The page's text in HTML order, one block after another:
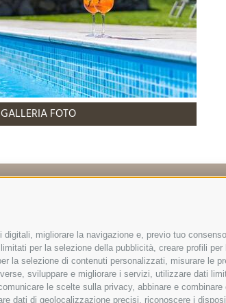
migliorare la navigazione e, previo tuo
per la selezione della pubblicità, creare profili per
la selezione di contenuti personalizzati, misurare le
sviluppare e migliorare i servizi, utilizzare dati
le scelte sulla privacy, abbinare e combinare
dati di geolocalizzazione precisi, riconoscere i
GALLERIA FOTO
(BZ)